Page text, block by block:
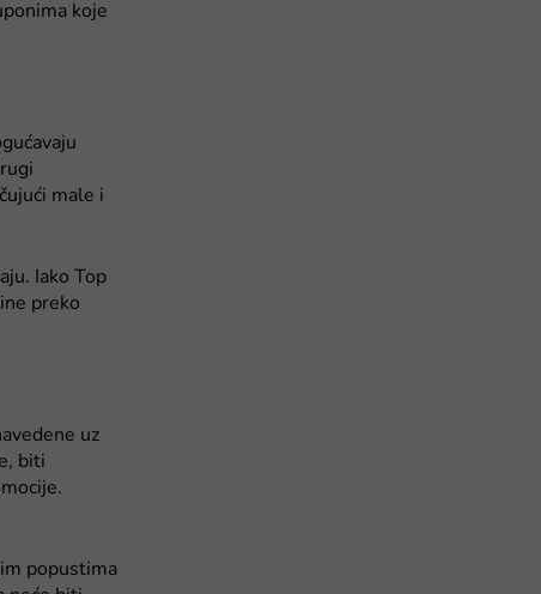
koje
male i
Iako Top
preko
uz
biti
popustima